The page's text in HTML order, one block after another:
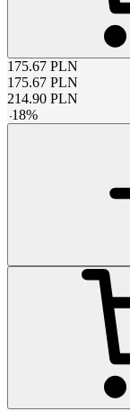
175.67 PLN
175.67 PLN
214.90 PLN
-18%